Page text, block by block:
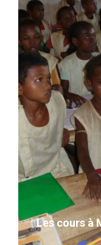
Le cirque
VOIR LE
Les cours à